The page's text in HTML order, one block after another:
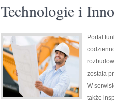
Technologie i
Portal
została
W
także